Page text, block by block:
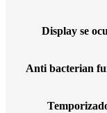
Display se
Anti bacterian